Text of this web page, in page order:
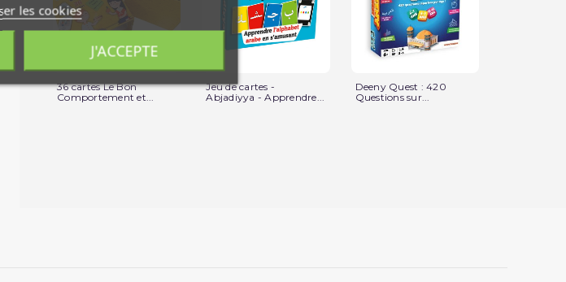
36 cartes Le Bon
Comportement et...
Jeu de cartes -
Abjadiyya - Apprendre...
Deeny Quest : 420
Questions sur...
les cookies
J'ACCEPTE